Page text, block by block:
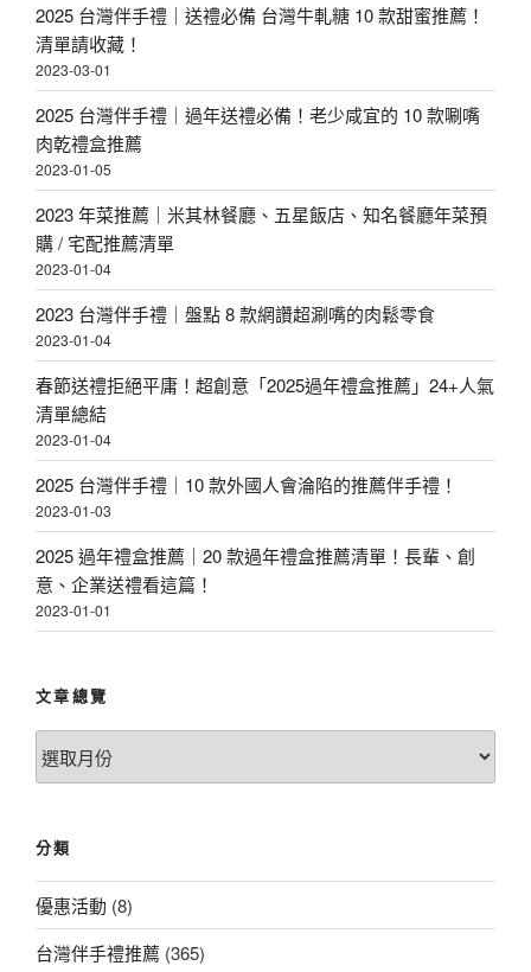
2025 台灣伴手禮｜送禮必備 台灣牛軋糖 10 款甜蜜推薦！
清單請收藏！
2023-03-01
2025 台灣伴手禮｜過年送禮必備！老少咸宜的 10 款唰嘴
肉乾禮盒推薦
2023-01-05
2023 年菜推薦｜米其林餐廳、五星飯店、知名餐廳年菜預
購 / 宅配推薦清單
2023-01-04
2023 台灣伴手禮｜盤點 8 款網讚超涮嘴的肉鬆零食
2023-01-04
春節送禮拒絕平庸！超創意「2025過年禮盒推薦」24+人氣
清單總結
2023-01-04
2025 台灣伴手禮｜10 款外國人會淪陷的推薦伴手禮！
2023-01-03
2025 過年禮盒推薦｜20 款過年禮盒推薦清單！長輩、創
意、企業送禮看這篇！
2023-01-01
文章總覽
文
章
分類
優惠活動 (8)
台灣伴手禮推薦 (365)